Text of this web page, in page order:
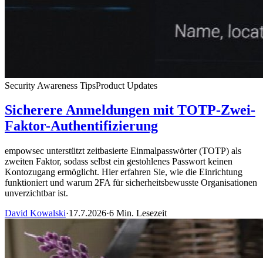
Security Awareness TipsProduct Updates
Sicherere Anmeldungen mit TOTP-Zwei-
Faktor-Authentifizierung
empowsec unterstützt zeitbasierte Einmalpasswörter (TOTP) als
zweiten Faktor, sodass selbst ein gestohlenes Passwort keinen
Kontozugang ermöglicht. Hier erfahren Sie, wie die Einrichtung
funktioniert und warum 2FA für sicherheitsbewusste Organisationen
unverzichtbar ist.
David Kowalski·17.7.2026·6 Min. Lesezeit